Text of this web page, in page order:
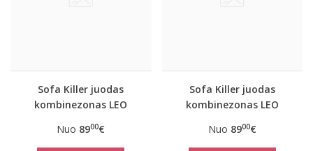
Sofa Killer juodas
kombinezonas LEO
Nuo 8900€
Sofa Killer juodas
kombinezonas LEO
Nuo 8900€